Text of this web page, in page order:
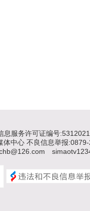
息服务许可证编号
中心 不良信息举报